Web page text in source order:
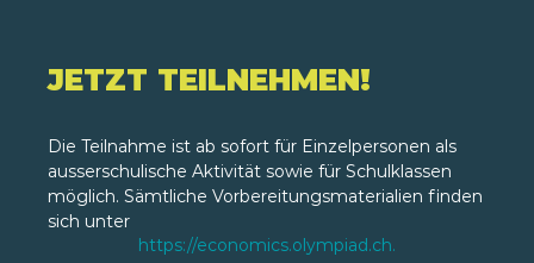
JETZT TEILNEHMEN!
Die Teilnahme ist ab sofort für Einzelpersonen als
ausserschulische Aktivität sowie für Schulklassen
möglich. Sämtliche Vorbereitungsmaterialien finden
sich unter
https://economics.olympiad.ch.